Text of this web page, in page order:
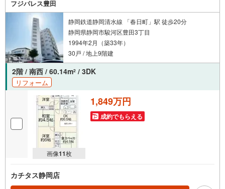
フジパレス豊田
静岡鉄道静岡清水線 「春日町」駅 徒歩20分
静岡県静岡市駿河区豊田3丁目
1994年2月（築33年）
30戸 / 地上9階建
2階 / 南西 / 60.14m2 / 3DK
リフォーム
画像11枚
1,849万円
成約でもらえる
カチタス静岡店